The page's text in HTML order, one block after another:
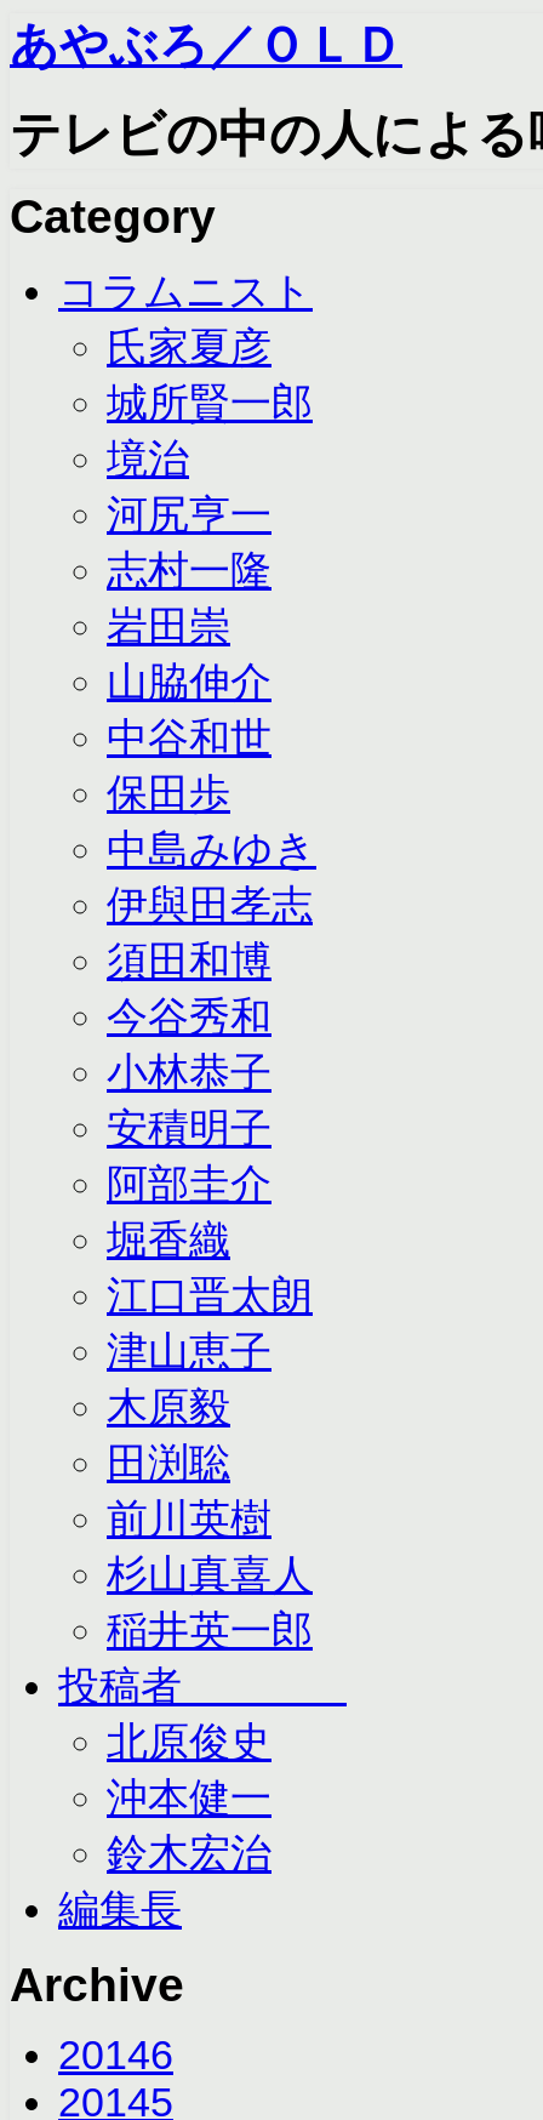
あやぶろ／ＯＬＤ
テレビの中の人によ
Category
コラムニスト
氏家夏彦
城所賢一郎
境治
河尻亨一
志村一隆
岩田崇
山脇伸介
中谷和世
保田歩
中島みゆき
伊與田孝志
須田和博
今谷秀和
小林恭子
安積明子
阿部圭介
堀香織
江口晋太朗
津山恵子
木原毅
田渕聡
前川英樹
杉山真喜人
稲井英一郎
投稿者
北原俊史
沖本健一
鈴木宏治
編集長
Archive
20146
20145